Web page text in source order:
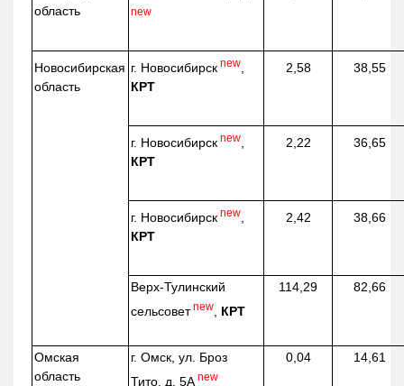
область
new
Новосибирская
область
г. Новосибирск new
КРТ
2,58 38,55
г. Новосибирск new
КРТ
2,22 36,65
г. Новосибирск new
КРТ
2,42 38,66
Верх-Тулинский
сельсовет new КРТ
114,29 82,66
Омская
область
г. Омск, ул. Броз
Тито, д. 5А new
0,04 14,61